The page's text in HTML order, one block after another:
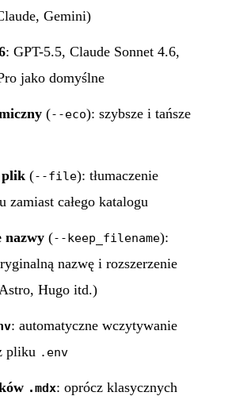
Gemini)
: GPT-5.5, Claude Sonnet 4.6,
jako domyślne
(--eco): szybsze i tańsze
plik (--file): tłumaczenie
zamiast całego katalogu
nazwy (--keep_filename):
nazwę i rozszerzenie
Hugo itd.)
: automatyczne wczytywanie
pliku .env
.mdx: oprócz klasycznych